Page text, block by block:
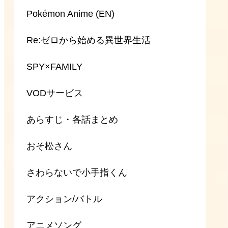
Pokémon Anime (EN)
Re:ゼロから始める異世界生活
SPY×FAMILY
VODサービス
あらすじ・各話まとめ
おそ松さん
さわらないで小手指くん
アクション/バトル
アニメソング